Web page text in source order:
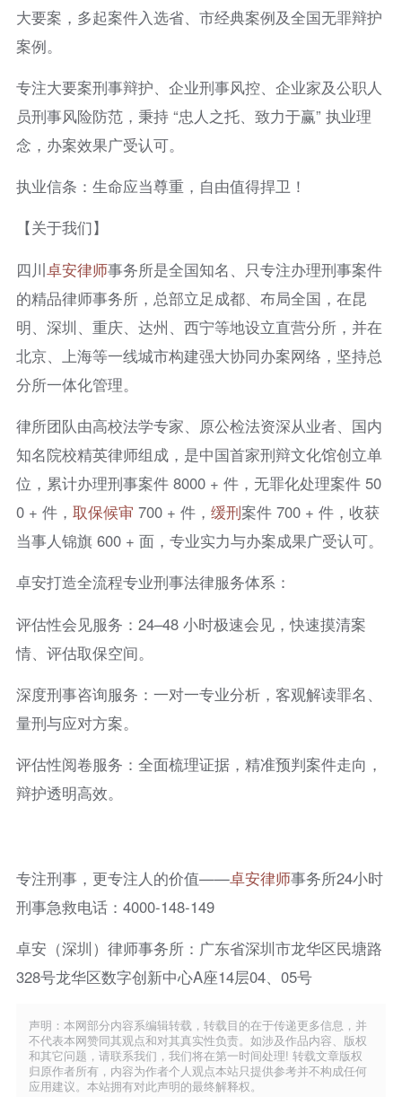
大要案，多起案件入选省、市经典案例及全国无罪辩护
案例。
专注大要案刑事辩护、企业刑事风控、企业家及公职人
员刑事风险防范，秉持 “忠人之托、致力于赢” 执业理
念，办案效果广受认可。
执业信条：生命应当尊重，自由值得捍卫！
【关于我们】
四川卓安律师事务所是全国知名、只专注办理刑事案件
的精品律师事务所，总部立足成都、布局全国，在昆
明、深圳、重庆、达州、西宁等地设立直营分所，并在
北京、上海等一线城市构建强大协同办案网络，坚持总
分所一体化管理。
律所团队由高校法学专家、原公检法资深从业者、国内
知名院校精英律师组成，是中国首家刑辩文化馆创立单
位，累计办理刑事案件 8000 + 件，无罪化处理案件 50
0 + 件， 取保候审 700 + 件， 缓刑案件 700 + 件，收获
当事人锦旗 600 + 面，专业实力与办案成果广受认可。
卓安打造全流程专业刑事法律服务体系：
评估性会见服务：24–48 小时极速会见，快速摸清案
情、评估取保空间。
深度刑事咨询服务：一对一专业分析，客观解读罪名、
量刑与应对方案。
评估性阅卷服务：全面梳理证据，精准预判案件走向，
辩护透明高效。
专注刑事，更专注人的价值——卓安律师事务所24小时
刑事急救电话：4000-148-149
卓安（深圳）律师事务所：广东省深圳市龙华区民塘路
328号龙华区数字创新中心A座14层04、05号
声明：本网部分内容系编辑转载，转载目的在于传递更多信息，并
不代表本网赞同其观点和对其真实性负责。如涉及作品内容、版权
和其它问题，请联系我们，我们将在第一时间处理! 转载文章版权
归原作者所有，内容为作者个人观点本站只提供参考并不构成任何
应用建议。本站拥有对此声明的最终解释权。